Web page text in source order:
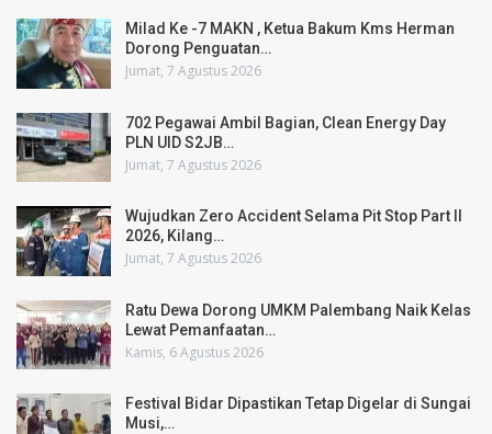
Milad Ke -7 MAKN , Ketua Bakum Kms Herman
Dorong Penguatan…
Jumat, 7 Agustus 2026
702 Pegawai Ambil Bagian, Clean Energy Day
PLN UID S2JB…
Jumat, 7 Agustus 2026
Wujudkan Zero Accident Selama Pit Stop Part II
2026, Kilang…
Jumat, 7 Agustus 2026
Ratu Dewa Dorong UMKM Palembang Naik Kelas
Lewat Pemanfaatan…
Kamis, 6 Agustus 2026
Festival Bidar Dipastikan Tetap Digelar di Sungai
Musi,…